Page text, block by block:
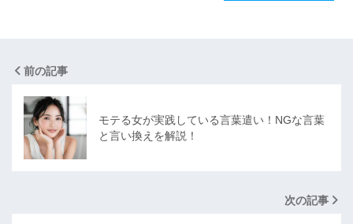
前の記事
モテる女が実践している言葉遣い！NGな言葉
と言い換えを解説！
次の記事